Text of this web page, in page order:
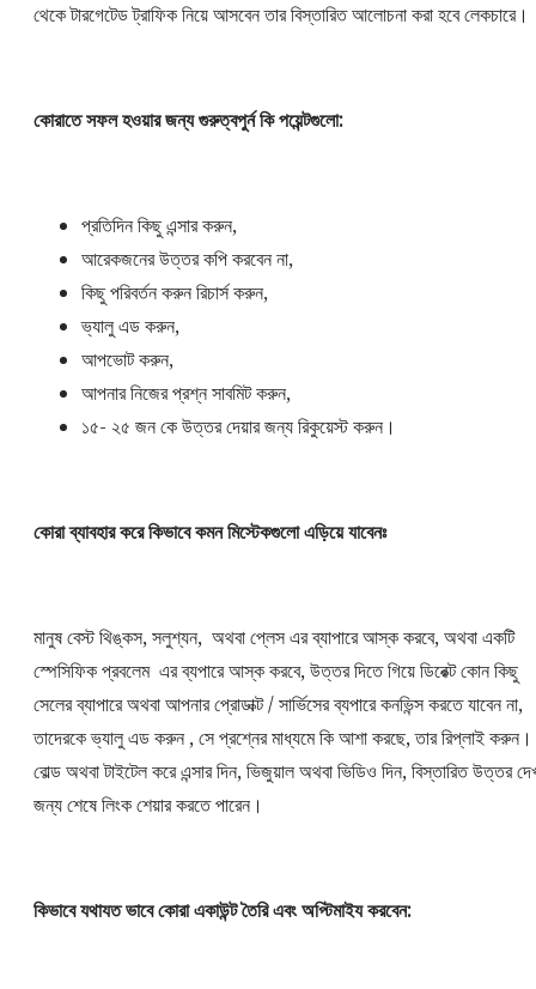
থেকে টারগেটেড ট্রাফিক নিয়ে আসবেন তার বিস্তারিত আলোচনা করা হবে লেকচারে।
কোরাতে সফল হওয়ার জন্য গুরুত্বপুর্ন কি পয়েন্টগুলো:
প্রতিদিন কিছু এন্সার করুন,
আরেকজনের উত্তর কপি করবেন না,
কিছু পরিবর্তন করুন রিচার্স করুন,
ভ্যালু এড করুন,
আপভোট করুন,
আপনার নিজের প্রশ্ন সাবমিট করুন,
১৫- ২৫ জন কে উত্তর দেয়ার জন্য রিকুয়েস্ট করুন।
কোরা ব্যাবহার করে কিভাবে কমন মিস্টেকগুলো এড়িয়ে যাবেনঃ
মানুষ বেস্ট থিঙ্কস, সলুশ্যন, অথবা প্লেস এর ব্যাপারে আস্ক করবে, অথবা একটি
স্পেসিফিক প্রবলেম এর ব্যপারে আস্ক করবে, উত্তর দিতে গিয়ে ডিরেক্ট কোন কিছু
সেলের ব্যাপারে অথবা আপনার প্রোডাক্ট / সার্ভিসের ব্যপারে কনভিন্স করতে যাবেন না,
তাদেরকে ভ্যালু এড করুন , সে প্রশ্নের মাধ্যমে কি আশা করছে, তার রিপ্লাই করুন।
বোল্ড অথবা টাইটেল করে এন্সার দিন, ভিজুয়াল অথবা ভিডিও দিন, বিস্তারিত উত্তর
জন্য শেষে লিংক শেয়ার করতে পারেন।
কিভাবে যথাযত ভাবে কোরা একাউন্ট তৈরি এবং অপ্টিমাইয করবেন: